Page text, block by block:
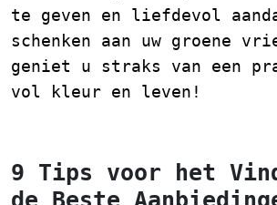
te geven en liefdevol
schenken aan uw groene
geniet u straks van een
vol kleur en leven!
9 Tips voor het